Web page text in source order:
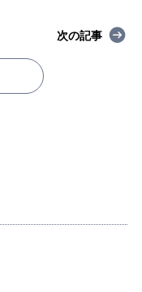
次の記事